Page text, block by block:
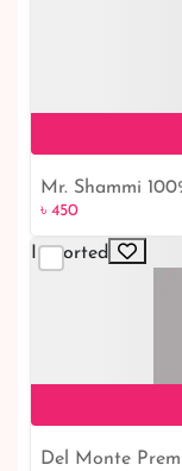
৳ 450
Mr. Shammi
৳ 450
Imported
Del Monte